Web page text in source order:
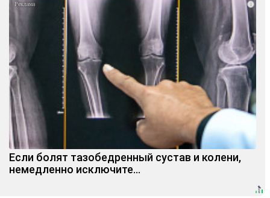
i
Если болят тазобедренный сустав и колени,
немедленно исключите...